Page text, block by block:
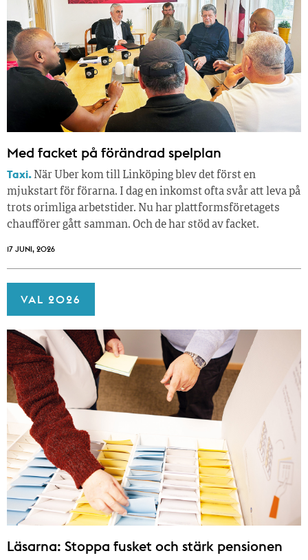
Med facket på förändrad spelplan
Taxi. När Uber kom till Linköping blev det först en
mjukstart för förarna. I dag en inkomst ofta svår att leva på
trots orimliga arbetstider. Nu har plattformsföretagets
chaufförer gått samman. Och de har stöd av facket.
17 JUNI, 2026
VAL 2026
Läsarna: Stoppa fusket och stärk pensionen